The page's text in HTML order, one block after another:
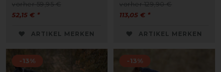
vorher 59,95 €
52,15 € *
ARTIKEL MERKEN
vorher 129,90 €
113,05 € *
ARTIKEL MERKEN
-13% -13%